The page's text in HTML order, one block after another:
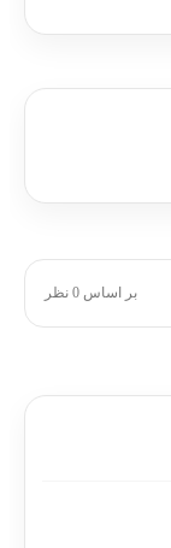
بر اساس 0 نظر